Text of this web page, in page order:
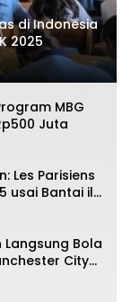
di Indonesia
2025
MBG
Juta
Les Parisiens
usai Bantai il
Bola
City